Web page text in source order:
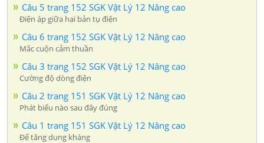
Câu 5 trang 152 SGK Vật Lý 12 Nâng cao
Điện áp giữa hai bản tụ điện
Câu 6 trang 152 SGK Vật Lý 12 Nâng cao
Mắc cuộn cảm thuần
Câu 3 trang 152 SGK Vật Lý 12 Nâng cao
Cường độ dòng điện
Câu 2 trang 151 SGK Vật Lý 12 Nâng cao
Phát biểu nào sau đây đúng
Câu 1 trang 151 SGK Vật Lý 12 Nâng cao
Để tăng dung kháng